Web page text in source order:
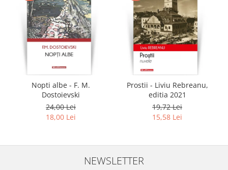
Nopti albe - F. M.
Dostoievski
24,00 Lei
18,00 Lei
Prostii - Liviu Rebreanu,
editia 2021
19,72 Lei
15,58 Lei
NEWSLETTER